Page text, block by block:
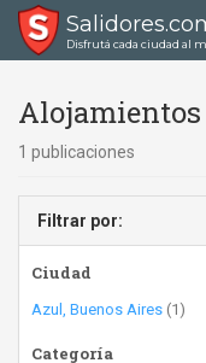
Disfrutá cada ciudad al
1 publicaciones
Filtrar por:
Ciudad
Azul, Buenos Aires (1)
Categoría